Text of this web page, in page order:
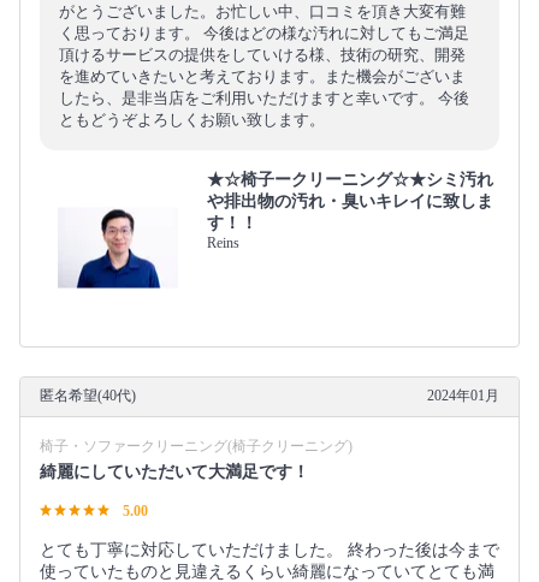
がとうございました。お忙しい中、口コミを頂き大変有難
く思っております。 今後はどの様な汚れに対してもご満足
頂けるサービスの提供をしていける様、技術の研究、開発
を進めていきたいと考えております。また機会がございま
したら、是非当店をご利用いただけますと幸いです。 今後
ともどうぞよろしくお願い致します。
★☆椅子ークリーニング☆★シミ汚れ
や排出物の汚れ・臭いキレイに致しま
す！！
Reins
匿名希望(40代) 2024年01月
椅子・ソファークリーニング(椅子クリーニング)
綺麗にしていただいて大満足です！
5.00
とても丁寧に対応していただけました。 終わった後は今まで
使っていたものと見違えるくらい綺麗になっていてとても満